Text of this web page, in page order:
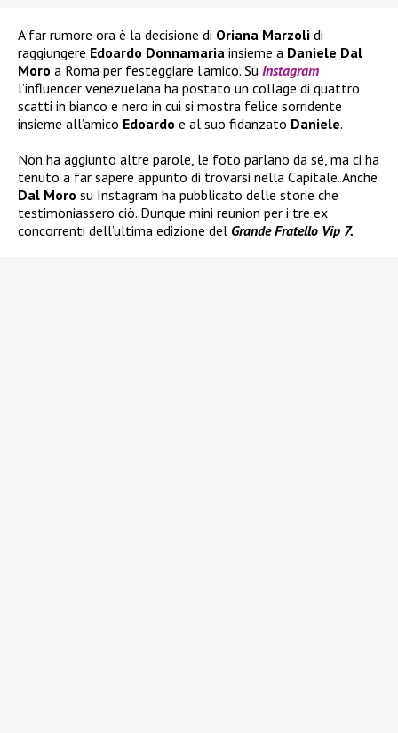
A far rumore ora è la decisione di Oriana Marzoli di
raggiungere Edoardo Donnamaria insieme a Daniele Dal
Moro a Roma per festeggiare l’amico. Su Instagram
l’influencer venezuelana ha postato un collage di quattro
scatti in bianco e nero in cui si mostra felice sorridente
insieme all’amico Edoardo e al suo fidanzato Daniele.
Non ha aggiunto altre parole, le foto parlano da sé, ma ci ha
tenuto a far sapere appunto di trovarsi nella Capitale. Anche
Dal Moro su Instagram ha pubblicato delle storie che
testimoniassero ciò. Dunque mini reunion per i tre ex
concorrenti dell’ultima edizione del Grande Fratello Vip 7.